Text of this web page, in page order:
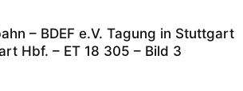
– BDEF e.V. Tagung in Stuttgart
Hbf. – ET 18 305 – Bild 3